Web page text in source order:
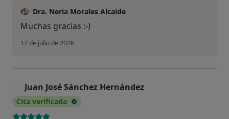
Dra. Neria Morales Alcaide
Muchas gracias :-)
17 de julio de 2026
Juan José Sánchez Hernández
Cita verificada